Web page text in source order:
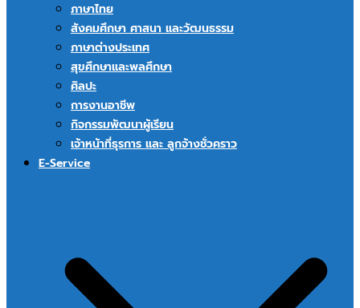
ภาษาไทย
สังคมศึกษา ศาสนา และวัฒนธรรม
ภาษาต่างประเทศ
สุขศึกษาและพลศึกษา
ศิลปะ
การงานอาชีพ
กิจกรรมพัฒนาผู้เรียน
เจ้าหน้าที่ธุรการ และ ลูกจ้างชั่วคราว
E-Service